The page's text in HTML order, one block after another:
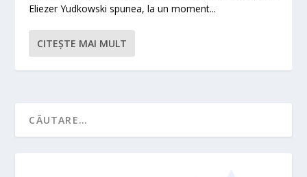
Eliezer Yudkowski spunea, la un moment...
CITEŞTE MAI MULT